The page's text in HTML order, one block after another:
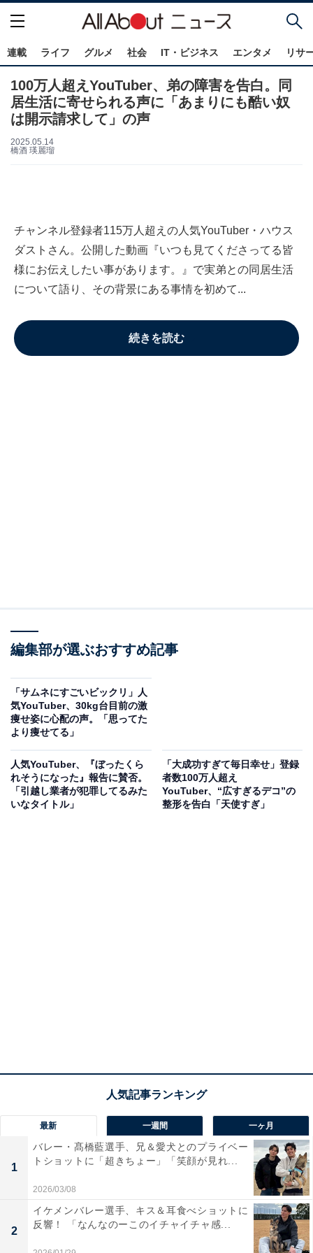
連載 ライフ グルメ 社会 IT・ビジネス エンタメ リサ
100万人超えYouTuber、弟の障害を告白。同
居生活に寄せられる声に「あまりにも酷い奴
は開示請求して」の声
2025.05.14
橋酒 瑛麗瑠
チャンネル登録者115万人超えの人気YouTuber・ハウス
ダストさん。公開した動画『いつも見てくださってる皆
様にお伝えしたい事があります。』で実弟との同居生活
について語り、その背景にある事情を初めて...
続きを読む
編集部が選ぶおすすめ記事
「サムネにすごいビックリ」人
気YouTuber、30kg台目前の激
痩せ姿に心配の声。「思ってた
より痩せてる」
人気YouTuber、『ぼったくら
れそうになった』報告に賛否。
「引越し業者が犯罪してるみた
いなタイトル」
「大成功すぎて毎日幸せ」登録
者数100万人超え
YouTuber、“広すぎるデコ”の
整形を告白「天使すぎ」
最新 一週間 一ヶ月
1
バレー・髙橋藍選手、兄＆愛犬とのプライベー
トショットに「超きちょー」「笑顔が見れ...
2026/03/08
2
イケメンバレー選手、キス＆耳食べショットに
反響！ 「なんなのーこのイチャイチャ感...